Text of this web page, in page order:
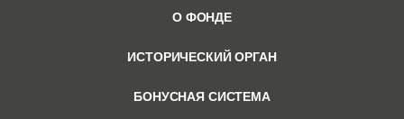
О ФОНДЕ
ИСТОРИЧЕСКИЙ ОРГАН
БОНУСНАЯ СИСТЕМА